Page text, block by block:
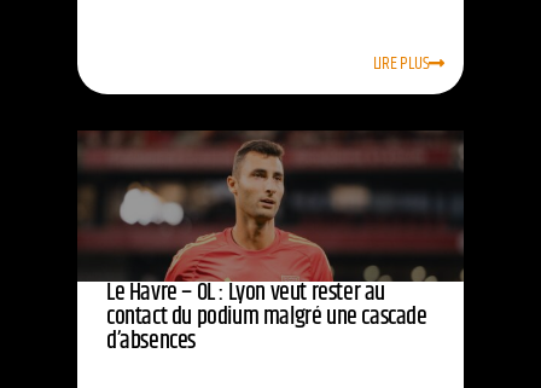
LIRE PLUS
Le Havre – OL : Lyon veut rester au
contact du podium malgré une cascade
d’absences